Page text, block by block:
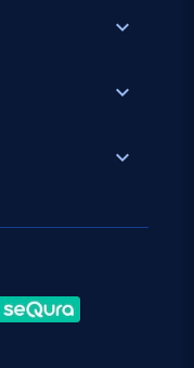
expand_more
expand_more
expand_more